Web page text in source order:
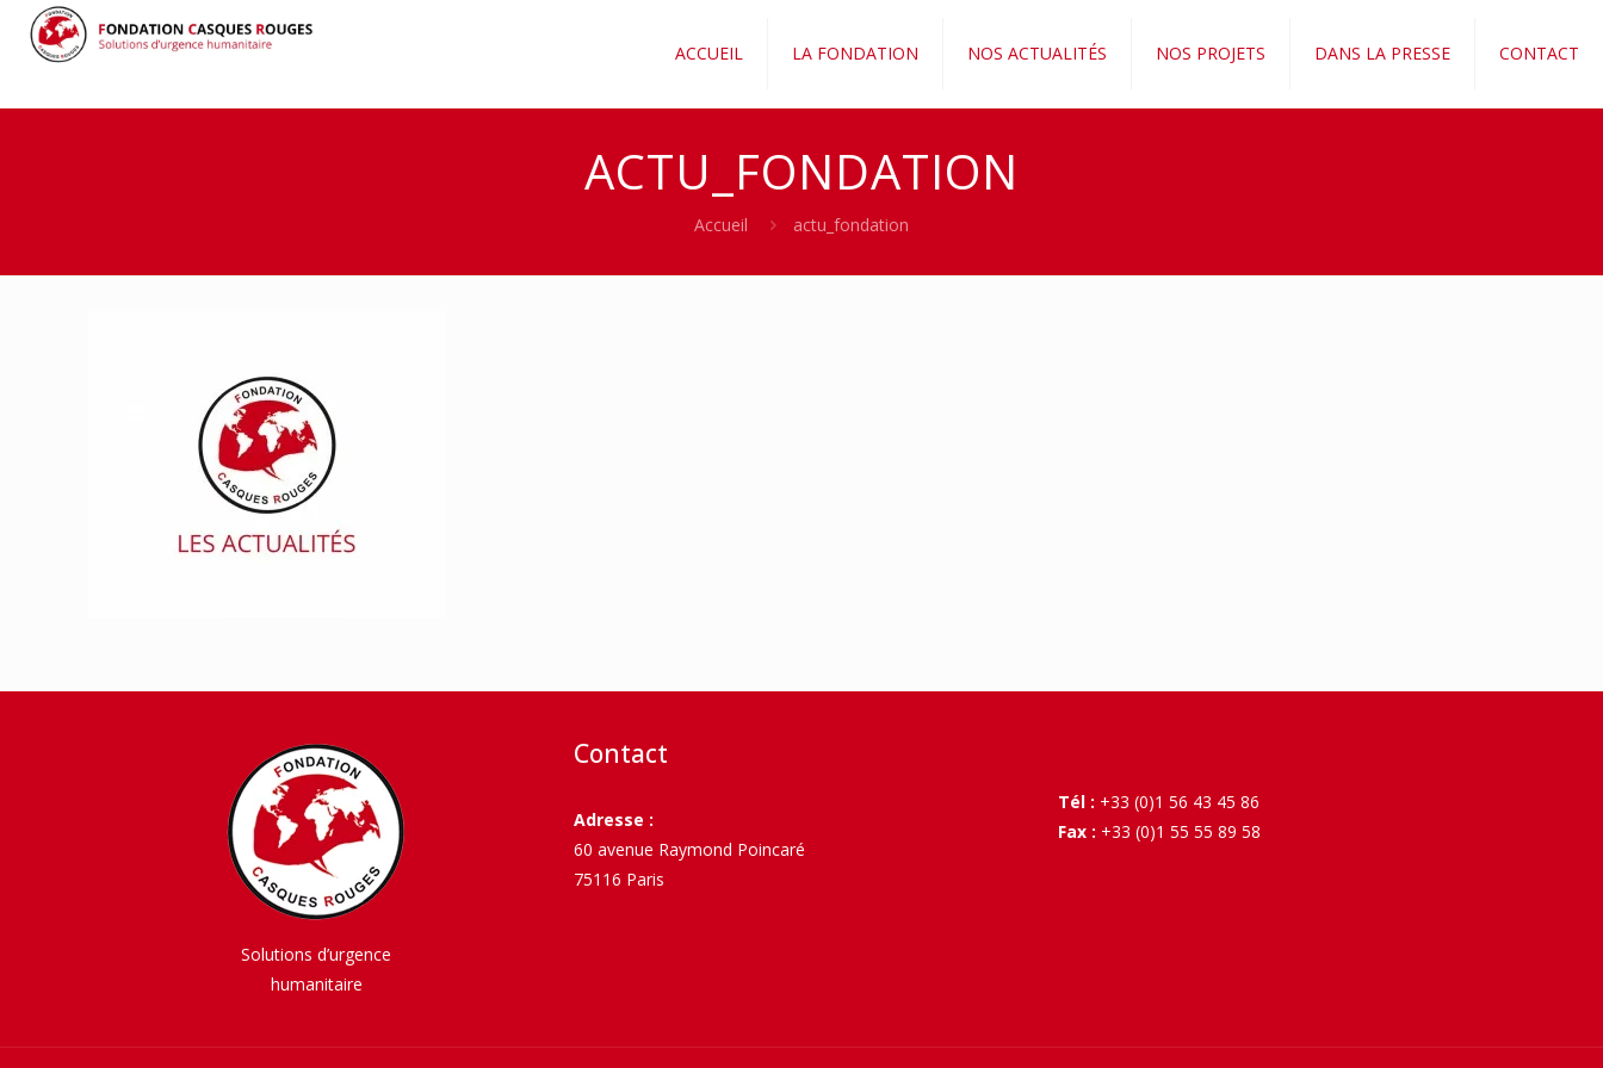
ACCUEIL LA FONDATION NOS ACTUALITÉS NOS PROJETS DANS LA PRESSE CONTACT
ACTU_FONDATION
Accueil actu_fondation
Solutions d’urgence
humanitaire
Contact
Adresse :
60 avenue Raymond Poincaré
75116 Paris
Tél : +33 (0)1 56 43 45 86
Fax : +33 (0)1 55 55 89 58